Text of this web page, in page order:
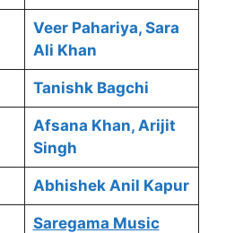
Veer Pahariya, Sara
Ali Khan
Tanishk Bagchi
Afsana Khan, Arijit
Singh
Abhishek Anil Kapur
Saregama Music